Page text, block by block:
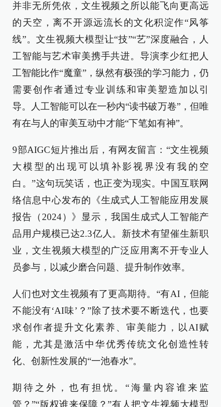
并非无所凭依，文生视频之所以能飞向更高远
的天空，离不开源远流长的文化积淀作“风筝
线”。文生视频大模型让“技”“艺”深度融合，人
工智能与艺术审美携手共进。导演李少红把人
工智能比作“魔童”，纵然有极强的学习能力，仍
需要创作者通过专业训练和审美塑造加以引
导。人工智能可以在一秒内“读书破万卷”，但唯
有在与人的审美互动中才能“下笔如有神”。
9部AIGC短片推出后，有网友留言：“文生视频
大模型的出现可以填补影视界没有我的空
白。”这句玩笑话，也正变为现实。中国互联网
络信息中心发布的《生成式人工智能应用发展
报告（2024）》显示，我国生成式人工智能产
品用户规模已达2.3亿人。新技术有望催生新职
业，文生视频大模型的广泛应用离不开专业人
员参与，以减少磨合问题、提升制作效率。
人们也对文生视频有了更高期待。“有AI，但能
不能没有‘AI味’？”除了技术要不断迭代，也要
求创作者提升文化素养、审美能力，以AI赋
能，尤其是激活中华优秀传统文化创造性转
化、创新性发展的“一池春水”。
期待之外，也有担忧。“海量内容谁来监
管？”“版权谁来保障？”有人把文生视频大模型